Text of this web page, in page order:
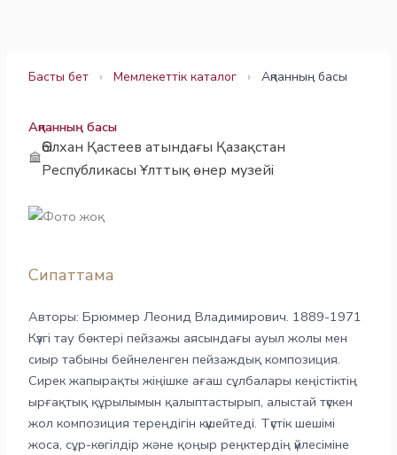
Басты бет › Мемлекеттік каталог › Ақпанның басы
Ақпанның басы
Әбілхан Қастеев атындағы Қазақстан
Республикасы Ұлттық өнер музейі
Сипаттама
Авторы: Брюммер Леонид Владимирович. 1889-1971
Күзгі тау бөктері пейзажы аясындағы ауыл жолы мен
сиыр табыны бейнеленген пейзаждық композиция.
Сирек жапырақты жіңішке ағаш сұлбалары кеңістіктің
ырғақтық құрылымын қалыптастырып, алыстай түскен
жол композиция тереңдігін күшейтеді. Түстік шешімі
жоса, сұр-көгілдір және қоңыр реңктердің үйлесіміне